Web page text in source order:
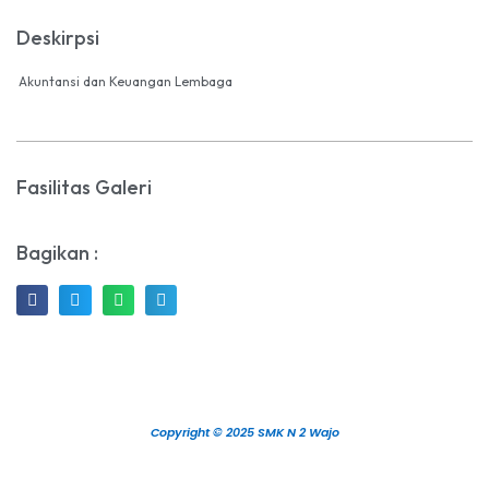
Deskirpsi
Akuntansi dan Keuangan Lembaga
Fasilitas Galeri
Bagikan :
Copyright © 2025 SMK N 2 Wajo